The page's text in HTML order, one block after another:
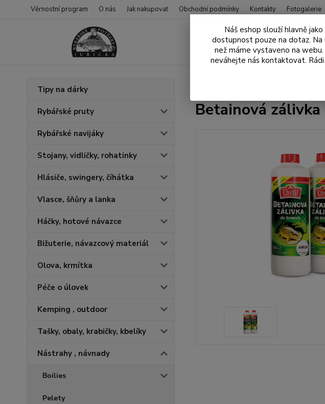
Věrnostní program O nás Jak nakupovat Obchodní podmínky Kontakty Fotogalerie
Tipy na dárky
Rybářské pruty
Rybářské navijáky
Stojany, vidličky, rohatinky
Hlásiče, swingery, číhátka
Vlasce, šňůry a lanka
Háčky, hotové návazce
Bižuterie, návazcový materiál
Olova, krmítka
Péče o úlovek
Kemping , outdoor
Tašky, obaly, krabičky, kbelíky
Nástrahy , návnady
Boilies
Pelety
Betainová
Náš eshop slouží hlavně
dostupnost pouze na dotaz.
než máme vystaveno na
neváhejte nás kontaktovat.